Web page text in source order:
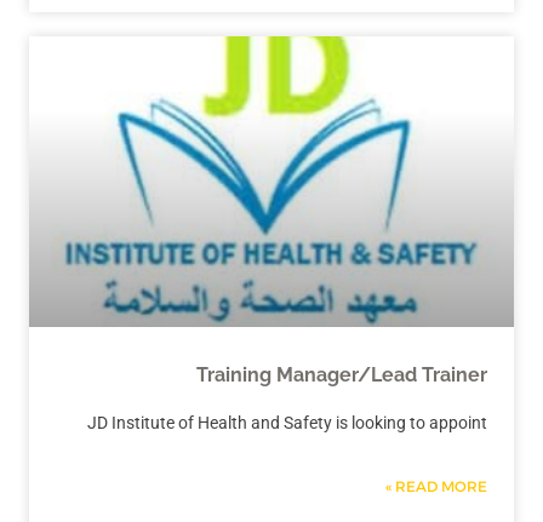
Training Manager/Lead Trainer
JD Institute of Health and Safety is looking to appoint
READ MORE »